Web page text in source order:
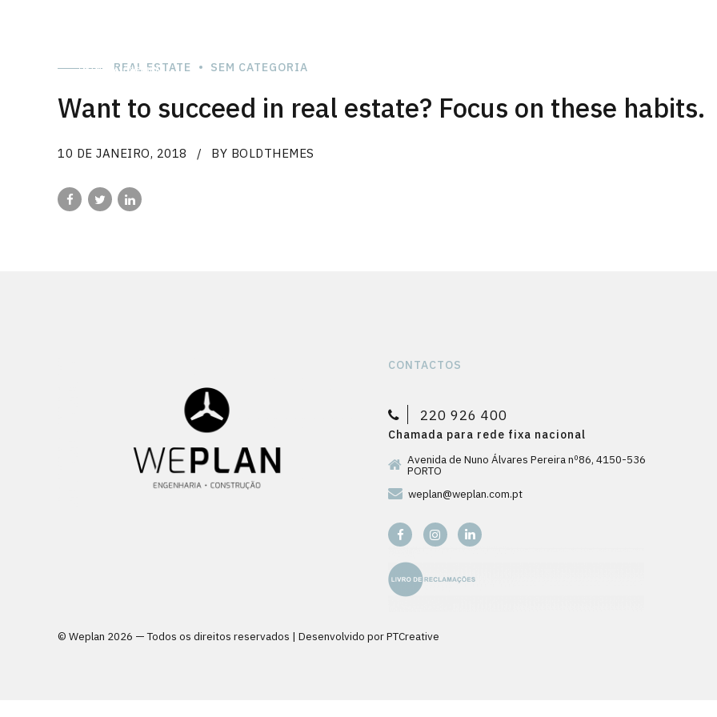
REAL ESTATE SEM CATEGORIA
Want to succeed in real estate? Focus on these habits.
10 DE JANEIRO, 2018 BY BOLDTHEMES
CONTACTOS
220 926 400
Chamada para rede fixa nacional
Avenida de Nuno Álvares Pereira nº86, 4150-536
PORTO
weplan@weplan.com.pt
© Weplan 2026 — Todos os direitos reservados | Desenvolvido porPTCreative